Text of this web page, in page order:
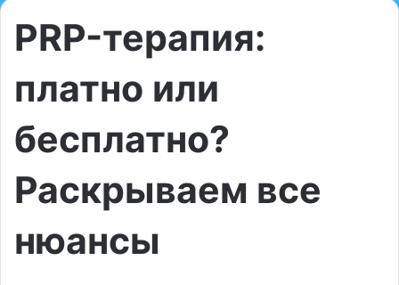
PRP-терапия:
платно или
бесплатно?
Раскрываем все
нюансы